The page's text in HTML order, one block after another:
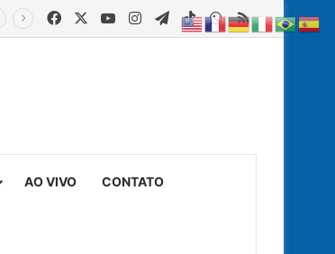
FacebookYouTubeInstagram
Telegram
TikTokWhatsApp
RSS
AO VIVO CONTATO